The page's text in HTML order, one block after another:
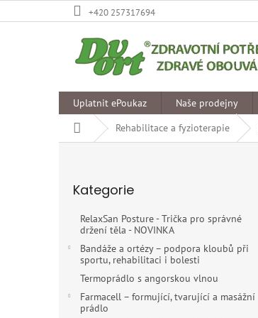
na
+420 257317694
Uplatnit ePoukaz Naše prodejny
Domů
Rehabilitace a fyzioterapie
kategorie
Kategorie
RelaxSan Posture - Trička pro správné
držení těla - NOVINKA
Bandáže a ortézy – podpora kloubů při
sportu, rehabilitaci i bolesti
Termoprádlo s angorskou vlnou
Farmacell – formující, tvarující a masážní
prádlo